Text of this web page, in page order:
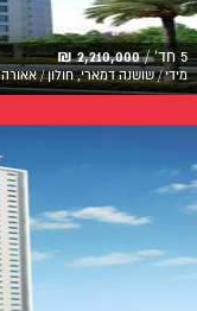
5 חד' / 2,210,000 ₪
מידי / שושנה דמארי, חולון / אאורה